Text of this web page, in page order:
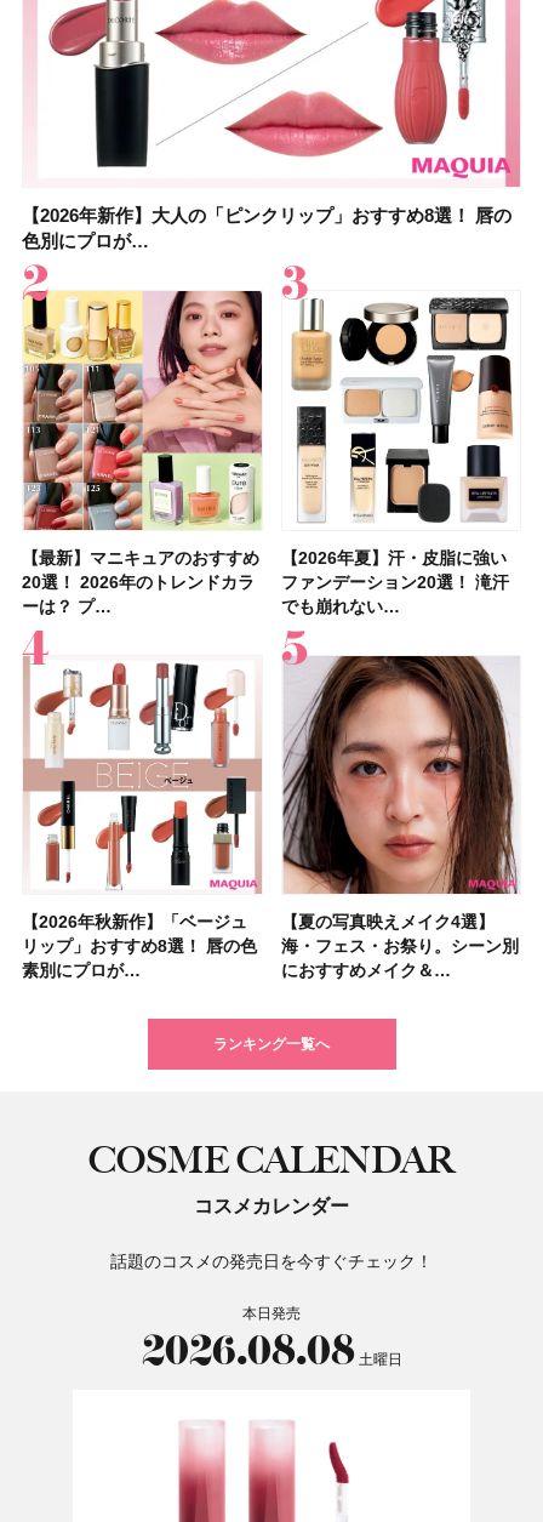
【2026年新作】大人の「ピンクリップ」おすすめ8選！ 唇の
色別にプロが…
【最新】マニキュアのおすすめ
20選！ 2026年のトレンドカラ
ーは？ プ…
【2026年夏】汗・皮脂に強い
ファンデーション20選！ 滝汗
でも崩れない…
【2026年秋新作】「ベージュ
リップ」おすすめ8選！ 唇の色
素別にプロが…
【夏の写真映えメイク4選】
海・フェス・お祭り。シーン別
におすすめメイク＆…
【上田竜也さんのマイベストコスメ５選】大人になって開眼
したからこそ愛が深…
【石井美保さん】おすすめの
「ブライトニング」11選！ ス
キンケアからサプ…
【クリスマスコフレ2026】ク
リニークのホリデーコフレを一
挙紹介！ 人気…
【2026夏】「シートマスク・
パック」ランキングTOP5！＜
マキアビュー…
【2026夏】「洗顔料」ランキ
ングTOP5！＜マキアビューテ
ィーズが投票…
【2026年新作】大人の「ピンクリップ」おすすめ8選！ 唇の
色別にプロが…
【最新】マニキュアのおすすめ
20選！ 2026年のトレンドカラ
ーは？ プ…
【2026年夏】汗・皮脂に強い
ファンデーション20選！ 滝汗
でも崩れない…
【2026年秋新作】「ベージュ
リップ」おすすめ8選！ 唇の色
素別にプロが…
【夏の写真映えメイク4選】
海・フェス・お祭り。シーン別
におすすめメイク＆…
【2026夏】「香水・フレグランス」ランキングTOP5！＜美
容マニア・マ…
【2026年】ボディ用日焼け止
めUVのおすすめ20選！ この夏
注目の人気…
【2026夏】「リップケア」ラ
ンキングTOP5！＜美容マニア
集団・マキア…
【ニベア】美容液リップクリー
ム＆ボディスクラブが新登場！
大人気の色付き…
【石井美保さん・50歳のボディ
ケア愛用品16選】首・手・バス
トのパーツケ…
【2026年最新】ダイエットや腸活におすすめの食品・ドリン
ク6選！ 美活…
【2026夏】「歯磨き粉・オー
ラルケア」ランキングTOP5！
＜美容マニア…
【板野友美さんの美活】「最
近、下の歯の矯正を再開したん
です」オーラルケア…
【2026夏】「インナーケア・
サプリ」ランキングTOP5！＜
美容マニア集…
【石井美保さんのおすすめお菓
子＆お茶10選】手土産にもぴっ
たり
【2026年夏】40代におすすめの髪型30選！ 若く見える・手
入れが楽な…
【2026年夏】おすすめの髪型
36選！ショート・ボブ・ミディ
アム・ロング…
【2026年夏】小顔に見えるボ
ブの髪型37選！ レイヤー・切
りっぱなしな…
【最新】髪のうねり・広がり・
くせ毛におすすめのシャンプー
17選
【2026年夏】透明感カラーの
髪色おすすめ20選！ ブリーチ
あり・なし別…
【フォロー＆いいねで当たる】中国割烹旅館 掬水亭の宿泊券
を1組2名様にプ…
【鈴木えみさんの愛用品30選】
コスメ・スキンケア・ヘアケア
etc.お気に…
【無印良品】スキンケア×衣料
素材の最強タッグで実現！ 着
るだけで保湿でき…
【2026年8月の一粒万倍日】お
すすめの開運コスメ＆美容アイ
テム10選！
【読者プレゼント】羽の見えな
いハンディファン
「baramood」を3名様…
【セザンヌ】8/7新色追加！「ウォータリーティントリップ
」10モモピュ…
【ルナソルアイシャドウ】アイ
カラーレーションN新色・限定
色をイエベ・ブ…
【セザンヌ】「ブライトカラー
シーラー」新色グリーンが8/7
に発売｜既存色…
【ジョー マローン ロンドン】
大人気フレグランス「ウッド
セージ ＆ シ…
先行販売でゲット🧡LUNASOL
アイカラーレーションN 23
Rosy…
ランキング一覧へ
COSME CALENDAR
コスメカレンダー
話題のコスメの発売日を今すぐチェック！
本日発売
2026.08.08土曜日